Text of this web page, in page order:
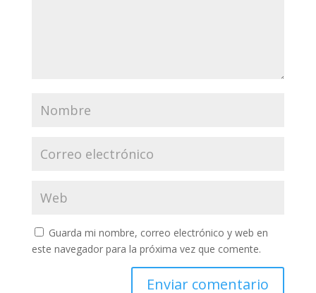
Guarda mi nombre, correo electrónico y web en
este navegador para la próxima vez que comente.